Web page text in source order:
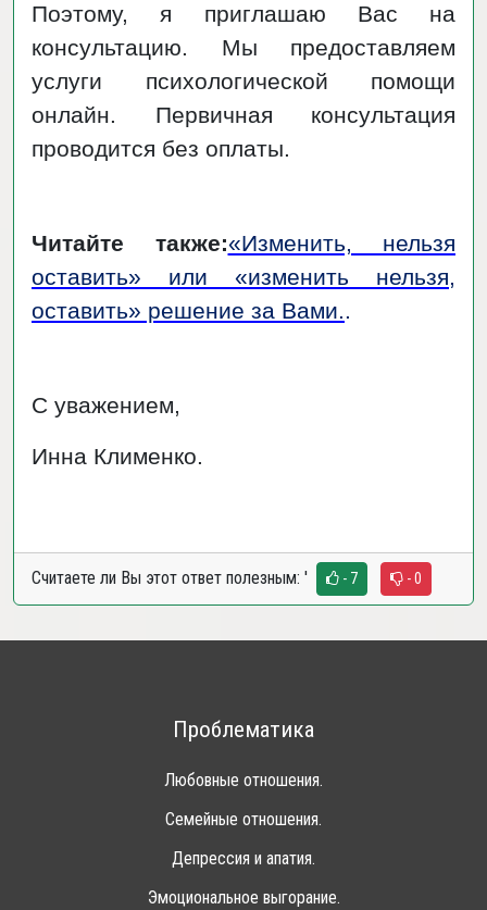
Поэтому, я приглашаю Вас на
консультацию. Мы предоставляем
услуги психологической помощи
онлайн. Первичная консультация
проводится без оплаты.
Читайте также:«Изменить, нельзя
оставить» или «изменить нельзя,
оставить» решение за Вами..
С уважением,
Инна Клименко.
Считаете ли Вы этот ответ полезным: ' - 7 - 0
Проблематика
Любовные отношения.
Семейные отношения.
Депрессия и апатия.
Эмоциональное выгорание.